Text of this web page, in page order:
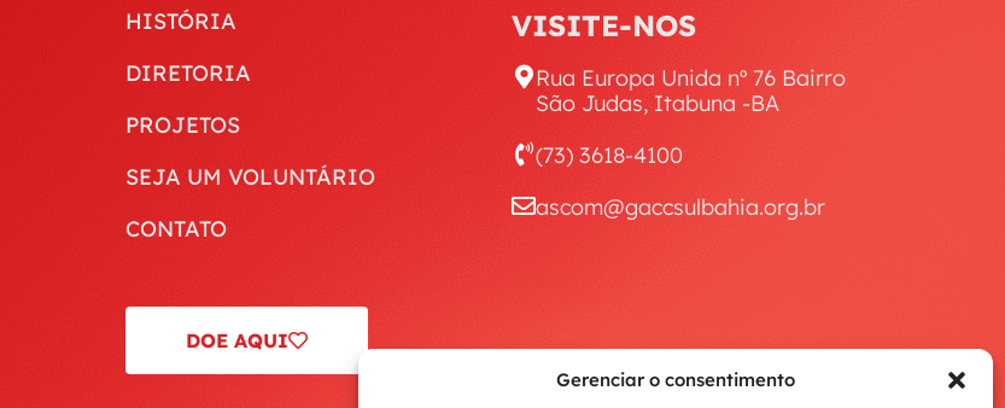
Gerenciar o consentimento
HISTÓRIA
DIRETORIA
PROJETOS
SEJA UM VOLUNTÁRIO
CONTATO
DOE AQUI
VISITE-NOS
Rua Europa Unida nº 76 Bairro
São Judas, Itabuna -BA
(73) 3618-4100
ascom@gaccsulbahia.org.br